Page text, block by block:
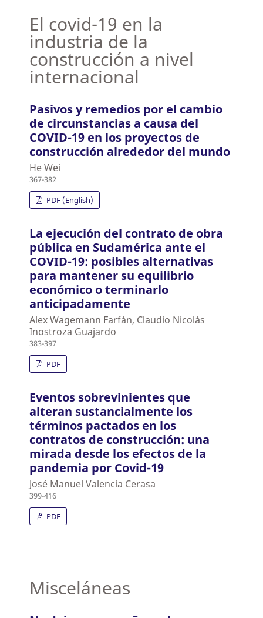
El covid-19 en la
industria de la
construcción a nivel
internacional
Pasivos y remedios por el cambio
de circunstancias a causa del
COVID-19 en los proyectos de
construcción alrededor del mundo
He Wei
367-382
PDF (English)
La ejecución del contrato de obra
pública en Sudamérica ante el
COVID-19: posibles alternativas
para mantener su equilibrio
económico o terminarlo
anticipadamente
Alex Wagemann Farfán, Claudio Nicolás
Inostroza Guajardo
383-397
PDF
Eventos sobrevinientes que
alteran sustancialmente los
términos pactados en los
contratos de construcción: una
mirada desde los efectos de la
pandemia por Covid-19
José Manuel Valencia Cerasa
399-416
PDF
Misceláneas